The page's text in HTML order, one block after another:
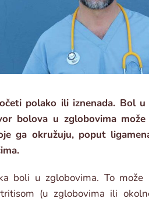
polako ili iznenada. Bol
bolova u zglobovima
ga okružuju, poput
boli u zglobovima. To može
(u zglobovima ili